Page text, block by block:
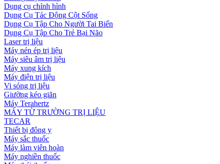
Dụng cụ chỉnh hình
Dụng Cụ Tác Động Cột Sống
Dụng Cụ Tập Cho Người Tai Biến
Dụng Cụ Tập Cho Trẻ Bại Não
Laser trị liệu
Máy nén ép trị liệu
Máy siêu âm trị liệu
Máy xung kích
Máy điện trị liệu
Vi sóng trị liệu
Giường kéo giãn
Máy Terahertz
MÁY TỪ TRƯỜNG TRỊ LIỆU
TECAR
Thiết bị đông y
Máy sắc thuốc
Máy làm viên hoàn
Máy nghiền thuốc